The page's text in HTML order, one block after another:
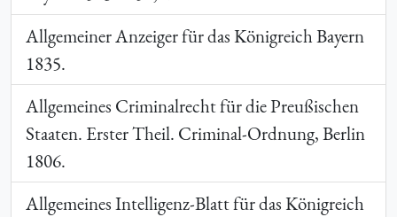
Allgemeiner Anzeiger für das Königreich Bayern
1835.
Allgemeines Criminalrecht für die Preußischen
Staaten. Erster Theil. Criminal-Ordnung, Berlin
1806.
Allgemeines Intelligenz-Blatt für das Königreich